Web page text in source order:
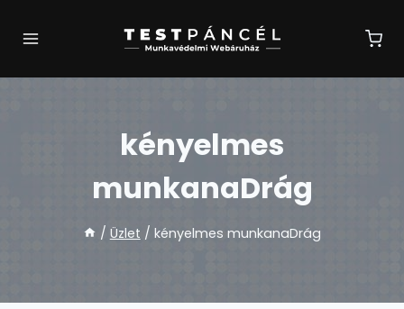
kényelmes
munkanaDrág
/ Üzlet / kényelmes munkanaDrág